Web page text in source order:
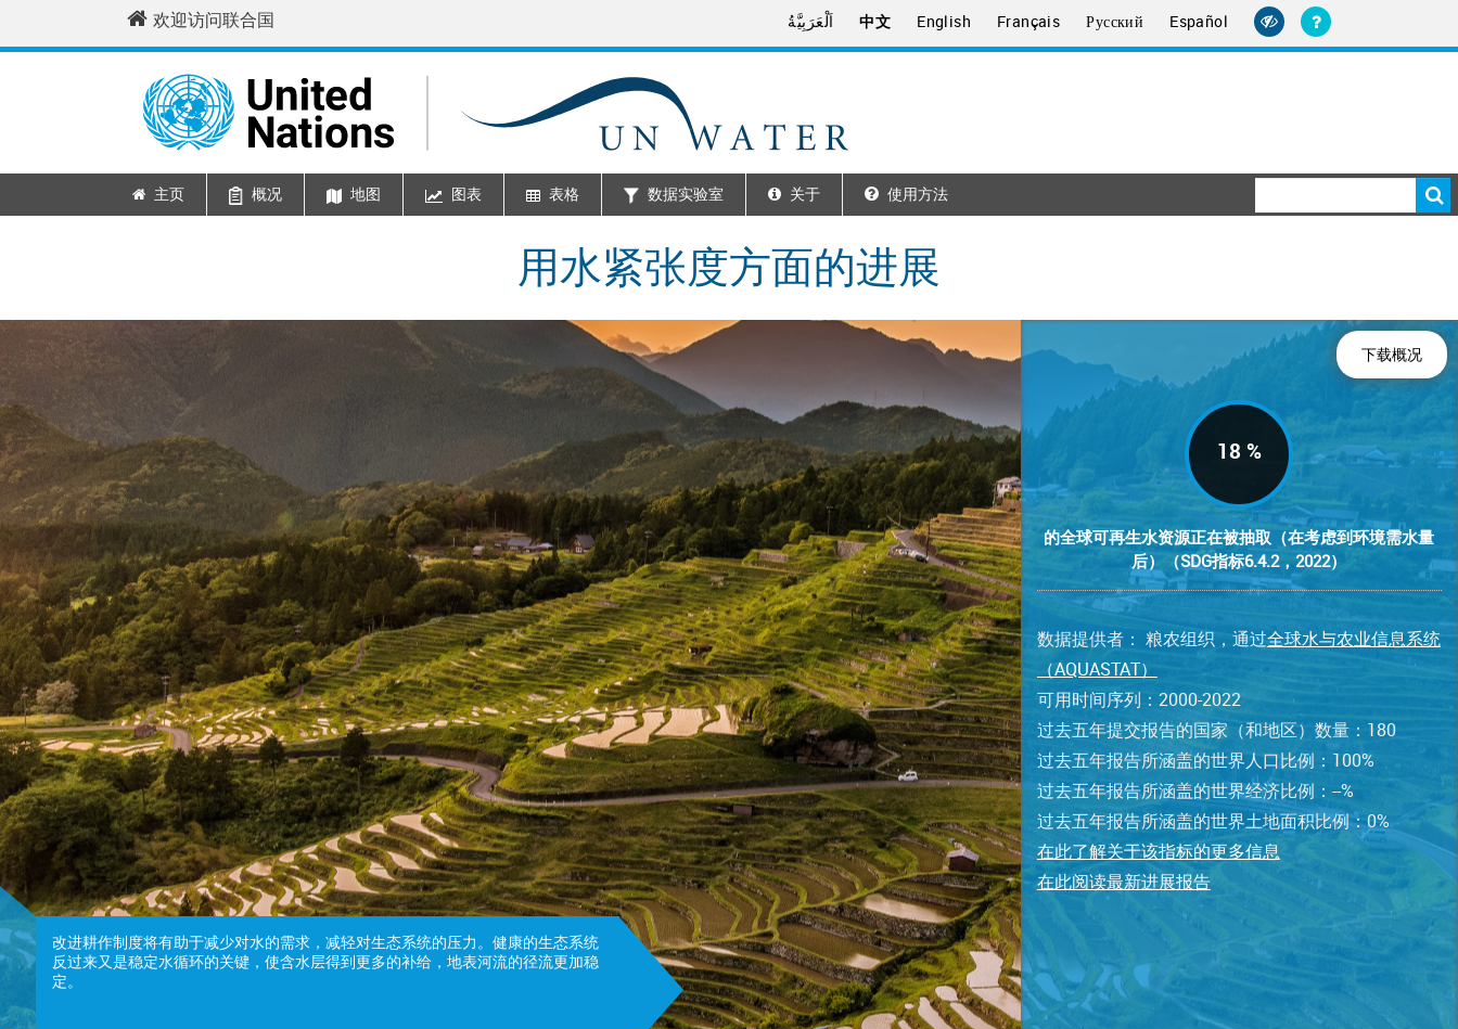
Skip to main content欢迎访问联合国 اَلْعَرَبِيَّةُ 中文 English Français Русский Español
Main navigation
主页 概况 地图 图表 表格 数据实验室 关于 使用方法
用水紧张度方面的进展
改进耕作制度将有助于减少对水的需求，减轻对生态系统的压力。健康的生态系统
反过来又是稳定水循环的关键，使含水层得到更多的补给，地表河流的径流更加稳
定。
下载概况
18 %
的全球可再生水资源正在被抽取（在考虑到环境需水量
后）（SDG指标6.4.2，2022）
数据提供者： 粮农组织，通过全球水与农业信息系统
（AQUASTAT）
可用时间序列：2000-2022
过去五年提交报告的国家（和地区）数量：180
过去五年报告所涵盖的世界人口比例：100%
过去五年报告所涵盖的世界经济比例：--%
过去五年报告所涵盖的世界土地面积比例：0%
在此了解关于该指标的更多信息
在此阅读最新进展报告